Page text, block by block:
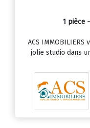
1 pièce
ACS IMMOBILIERS
jolie studio dans